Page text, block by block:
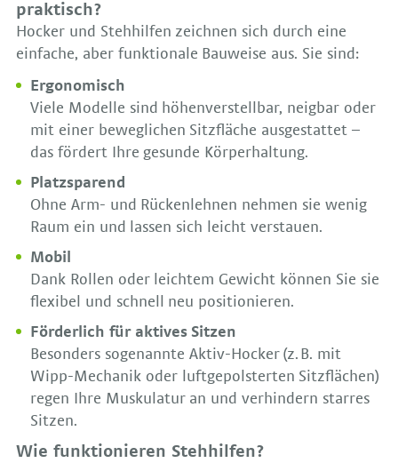
praktisch?
Hocker und Stehhilfen zeichnen sich durch eine
einfache, aber funktionale Bauweise aus. Sie sind:
Ergonomisch
Viele Modelle sind höhenverstellbar, neigbar oder
mit einer beweglichen Sitzfläche ausgestattet –
das fördert Ihre gesunde Körperhaltung.
Platzsparend
Ohne Arm- und Rückenlehnen nehmen sie wenig
Raum ein und lassen sich leicht verstauen.
Mobil
Dank Rollen oder leichtem Gewicht können Sie sie
flexibel und schnell neu positionieren.
Förderlich für aktives Sitzen
Besonders sogenannte Aktiv-Hocker (z. B. mit
Wipp-Mechanik oder luftgepolsterten Sitzflächen)
regen Ihre Muskulatur an und verhindern starres
Sitzen.
Wie funktionieren Stehhilfen?